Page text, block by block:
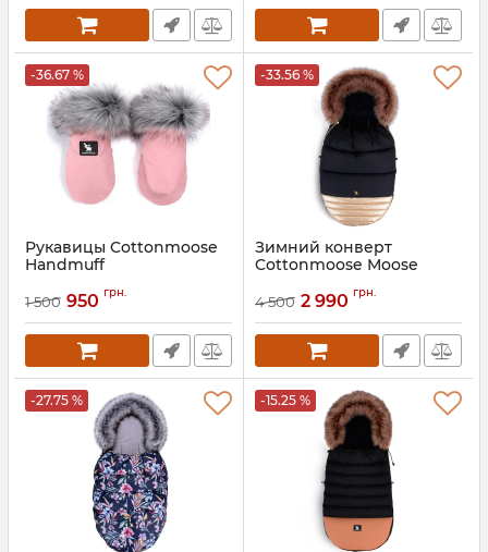
-36.67 %
Рукавицы Cottonmoose
Handmuff
1 500 950 грн.
-33.56 %
Зимний конверт
Cottonmoose Moose
Артикул: 5908239720094
4 500 2 990 грн.
-27.75 % -15.25 %